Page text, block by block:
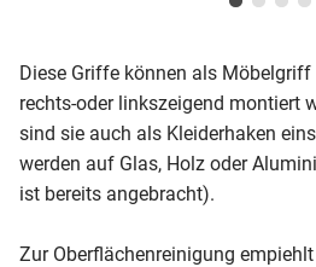
Diese Griffe können als Möbelgriff
rechts-oder linkszeigend montiert
sind sie auch als Kleiderhaken
werden auf Glas, Holz oder
ist bereits angebracht).
Zur Oberflächenreinigung